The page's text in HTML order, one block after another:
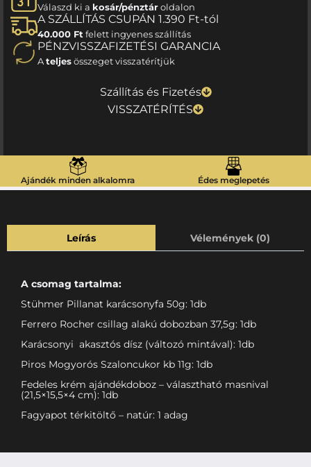
Válaszd ki a kosár/pénztároldalon
A SZÁLLÍTÁS CSUPÁN 1.390 Ft-tól
40.000 Ft felett ingyenes szállítás
PÉNZVISSZAFIZETÉSI GARANCIA
Ateljesösszeget visszatérítjük
Szállítás és Fizetés
VISSZATÉRÍTÉS
Ajándék minden alkalomra Édes meglepetés
Leírás Vélemények (0)
A csomag tartalma:
Stühmer Pillanat karácsonyfa 50g: 1db
Ferrero Rocher csillag alakú dobozban 37,5g: 1db
Karácsonyi akasztós dísz (változó mintával): 1db
Piros Mogyorós Szaloncukor kb 11g: 1db
Fedeles krém ajándékdoboz – választható masnival
(21,5×15,5×4 cm): 1db
Fagyapot térkitöltő – natúr: 1 adag